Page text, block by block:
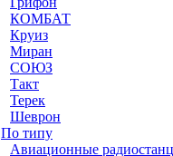
КОМБАТ
Круиз
Миран
СОЮЗ
Такт
Терек
Шеврон
По типу
Авиационные